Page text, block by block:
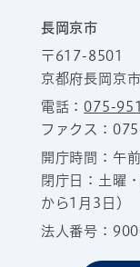
長岡京市
〒617-8501
京都府長岡京
電話：075-
ファクス：
開庁時間：午
閉庁日：土曜
から1月3日）
法人番号：